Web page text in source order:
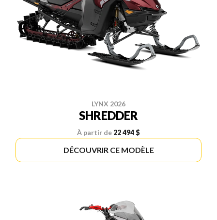
LYNX 2026
SHREDDER
À partir de 22 494 $
DÉCOUVRIR CE MODÈLE